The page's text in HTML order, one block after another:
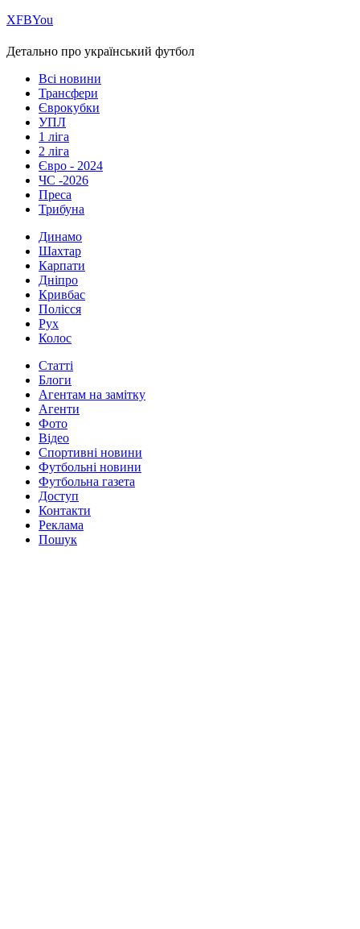
ХFBYou
Детально про український футбол
Всі новини
Трансфери
Єврокубки
УПЛ
1 ліга
2 ліга
Євро - 2024
ЧС -2026
Преса
Трибуна
Динамо
Шахтар
Карпати
Дніпро
Кривбас
Полісся
Рух
Колос
Статті
Блоги
Агентам на замітку
Агенти
Фото
Відео
Спортивні новини
Футбольні новини
Футбольна газета
Доступ
Контакти
Реклама
Пошук